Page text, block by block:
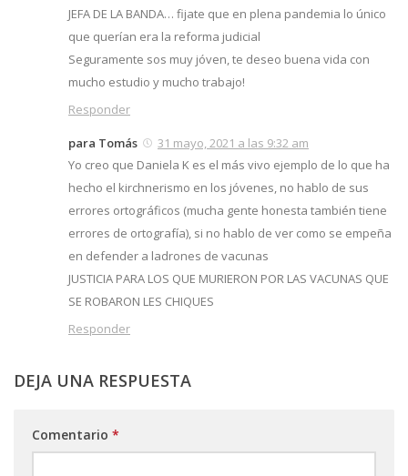
JEFA DE LA BANDA… fijate que en plena pandemia lo único
que querían era la reforma judicial
Seguramente sos muy jóven, te deseo buena vida con
mucho estudio y mucho trabajo!
Responder
para Tomás
31 mayo, 2021 a las 9:32 am
Yo creo que Daniela K es el más vivo ejemplo de lo que ha
hecho el kirchnerismo en los jóvenes, no hablo de sus
errores ortográficos (mucha gente honesta también tiene
errores de ortografía), si no hablo de ver como se empeña
en defender a ladrones de vacunas
JUSTICIA PARA LOS QUE MURIERON POR LAS VACUNAS QUE
SE ROBARON LES CHIQUES
Responder
DEJA UNA RESPUESTA
Comentario *